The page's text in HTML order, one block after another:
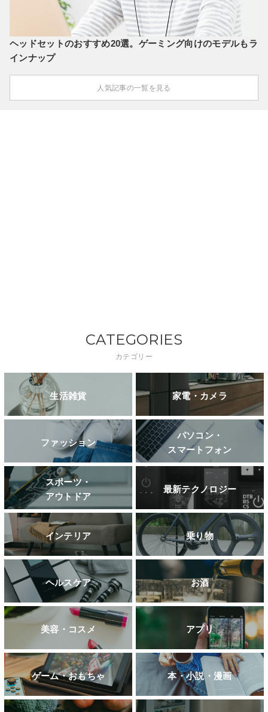
ヘッドセットのおすすめ20選。ゲーミング向けのモデルもラ
インナップ
人気記事の一覧を見る
CATEGORIES
カテゴリー
生活雑貨 家電・カメラ
ファッション
パソコン・
スマートフォン
スポーツ・
アウトドア
最新テクノロジー
インテリア 乗り物
ヘルスケア お酒
美容・コスメ アプリ
ゲーム・おもちゃ 本・小説・漫画